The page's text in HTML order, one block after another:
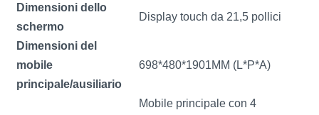
Dimensioni dello
schermo
Display touch da 21,5 pollici
Dimensioni del
mobile
principale/ausiliario
698*480*1901MM (L*P*A)
Mobile principale con 4